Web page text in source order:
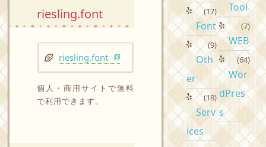
riesling.font
riesling.font
個人・商用サイトで無料
で利用できます。
Font
(17)
Oth
er
(9)
Serv
ices
(18)
Tool
WEB
(7)
Wor
dPres
s
(64)